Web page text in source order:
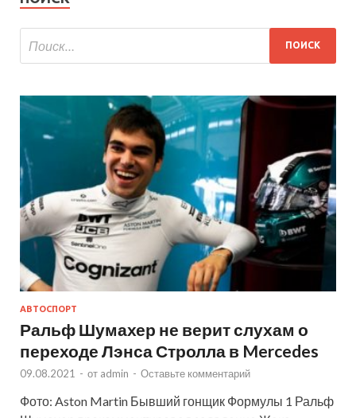
АВТОСПОРТ
Ральф Шумахер не верит слухам о
переходе Лэнса Стролла в Mercedes
09.08.2021 - от admin - Оставьте комментарий
Фото: Aston Martin Бывший гонщик Формулы 1 Ральф